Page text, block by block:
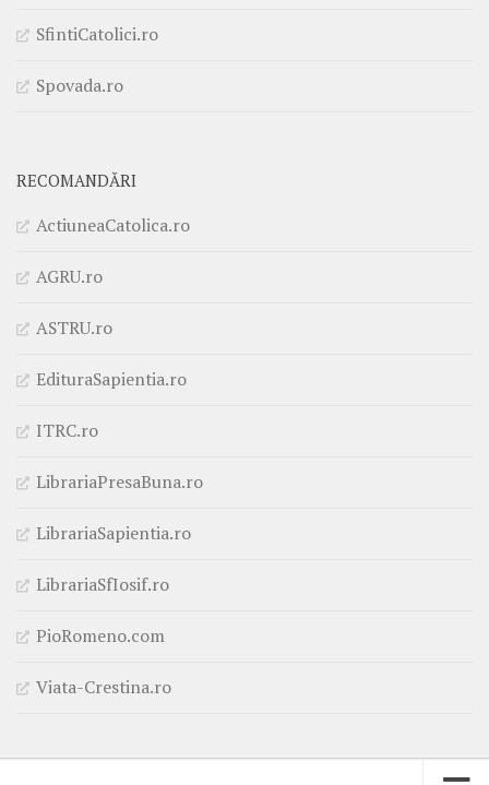
SfintiCatolici.ro
Spovada.ro
RECOMANDĂRI
ActiuneaCatolica.ro
AGRU.ro
ASTRU.ro
EdituraSapientia.ro
ITRC.ro
LibrariaPresaBuna.ro
LibrariaSapientia.ro
LibrariaSfIosif.ro
PioRomeno.com
Viata-Crestina.ro